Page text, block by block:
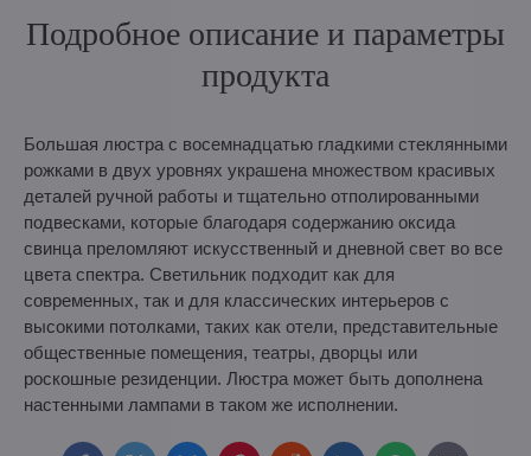
Подробное описание и параметры
продукта
Большая люстра с восемнадцатью гладкими стеклянными
рожками в двух уровнях украшена множеством красивых
деталей ручной работы и тщательно отполированными
подвесками, которые благодаря содержанию оксида
свинца преломляют искусственный и дневной свет во все
цвета спектра. Светильник подходит как для
современных, так и для классических интерьеров с
высокими потолками, таких как отели, представительные
общественные помещения, театры, дворцы или
роскошные резиденции. Люстра может быть дополнена
настенными лампами в таком же исполнении.